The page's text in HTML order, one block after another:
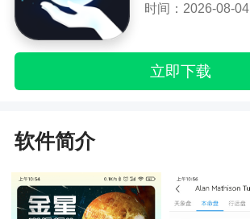
时间：2026-08-04
立即下载
软件简介